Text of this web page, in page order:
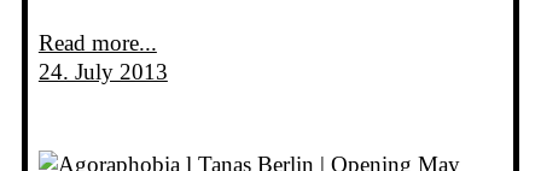
Read more...
24. July 2013